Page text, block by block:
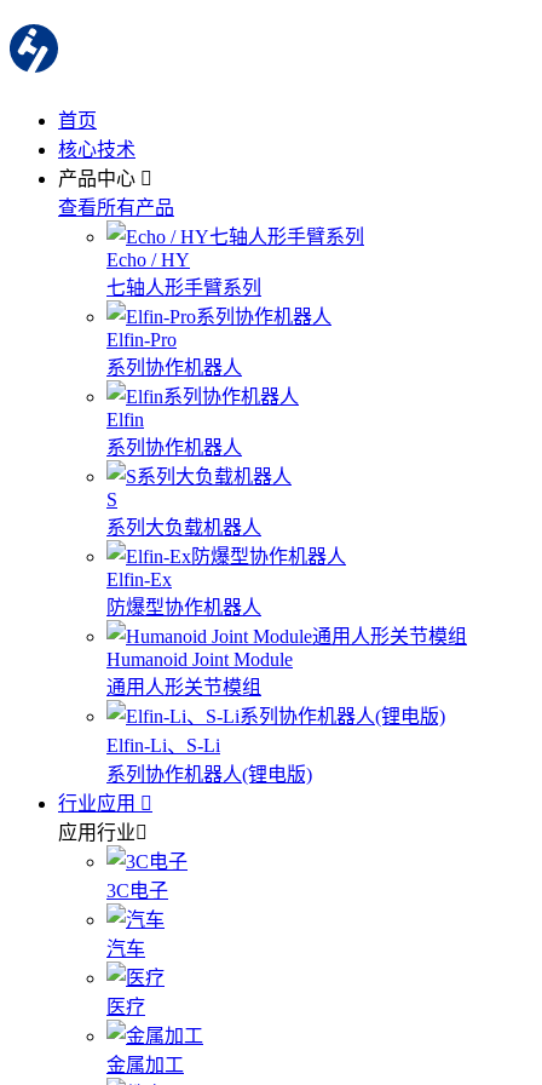
首页
核心技术
产品中心
查看所有产品
Echo / HY
七轴人形手臂系列
Elfin-Pro
系列协作机器人
Elfin
系列协作机器人
S
系列大负载机器人
Elfin-Ex
防爆型协作机器人
Humanoid Joint Module
通用人形关节模组
Elfin-Li、S-Li
系列协作机器人(锂电版)
行业应用
应用行业
3C电子
汽车
医疗
金属加工